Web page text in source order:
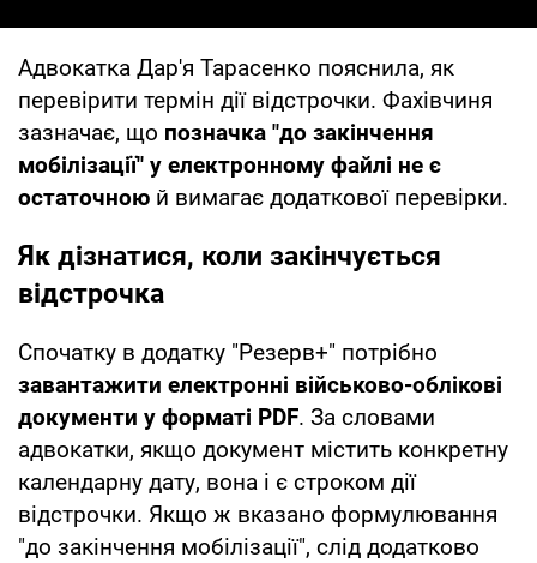
Адвокатка Дар'я Тарасенко пояснила, як
перевірити термін дії відстрочки. Фахівчиня
зазначає, що позначка "до закінчення
мобілізації" у електронному файлі не є
остаточною й вимагає додаткової перевірки.
Як дізнатися, коли закінчується
відстрочка
Спочатку в додатку "Резерв+" потрібно
завантажити електронні військово-облікові
документи у форматі PDF. За словами
адвокатки, якщо документ містить конкретну
календарну дату, вона і є строком дії
відстрочки. Якщо ж вказано формулювання
"до закінчення мобілізації", слід додатково